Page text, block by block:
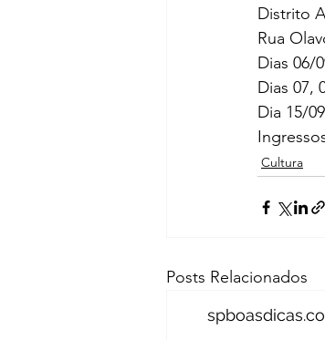
Distrito
Rua
Dias 06/
Dias 07,
Dia 15/
Cultura
Posts Relacionados